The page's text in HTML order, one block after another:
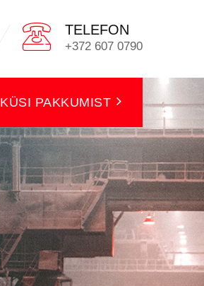
TELEFON
+372 607 0790
KÜSI PAKKUMIST